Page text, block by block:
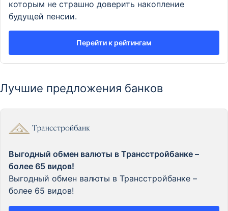
которым не страшно доверить накопление
будущей пенсии.
Перейти к рейтингам
Лучшие предложения банков
Выгодный обмен валюты в Трансстройбанке –
более 65 видов!
Выгодный обмен валюты в Трансстройбанке –
более 65 видов!